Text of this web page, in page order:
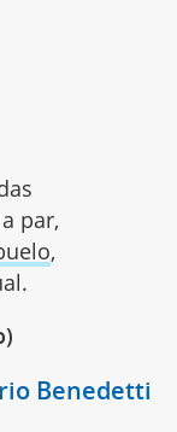
par,
,
Benedetti